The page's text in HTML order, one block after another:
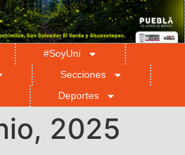
#SoyUni
Secciones
Deportes
2025